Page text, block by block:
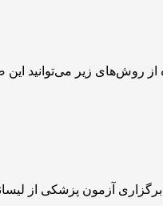
برگزاری آزمون پزشکی از